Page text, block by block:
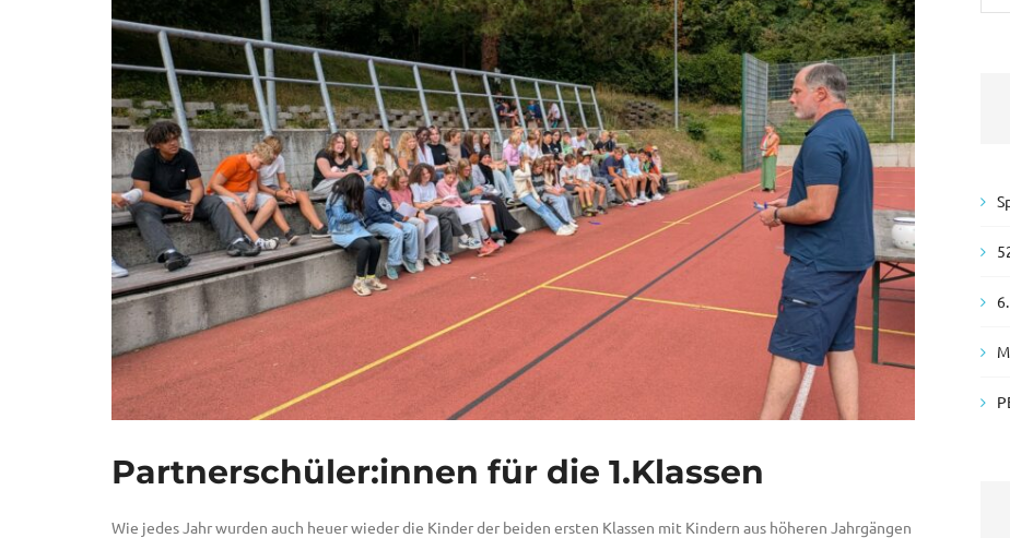
Partnerschüler:innen für die 1.Klassen
Wie jedes Jahr wurden auch heuer wieder die Kinder der beiden ersten Klassen mit Kindern aus höheren Jahrgängen